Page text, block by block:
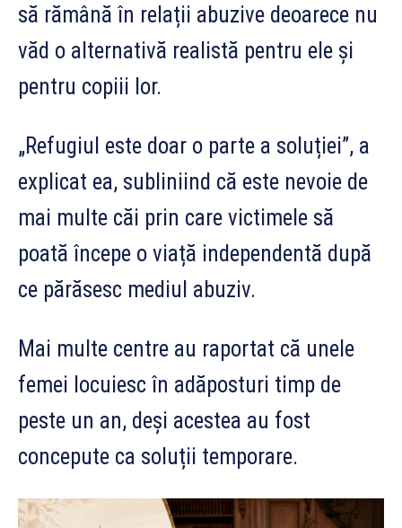
să rămână în relații abuzive deoarece nu
văd o alternativă realistă pentru ele și
pentru copiii lor.
„Refugiul este doar o parte a soluției”, a
explicat ea, subliniind că este nevoie de
mai multe căi prin care victimele să
poată începe o viață independentă după
ce părăsesc mediul abuziv.
Mai multe centre au raportat că unele
femei locuiesc în adăposturi timp de
peste un an, deși acestea au fost
concepute ca soluții temporare.